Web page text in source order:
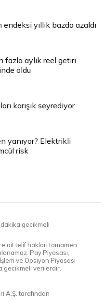
yıllık bazda azaldı
fazla aylık reel getiri
oldu
karışık seyrediyor
yanıyor? Elektrikli
risk
gecikmeli
ait telif hakları tamamen
Pay Piyasası,
ve Opsiyon Piyasası
gecikmeli verilerdir.
A.Ş. tarafından